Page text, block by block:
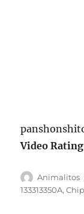
Video
Autor
Animalitos
133313350A,Chip